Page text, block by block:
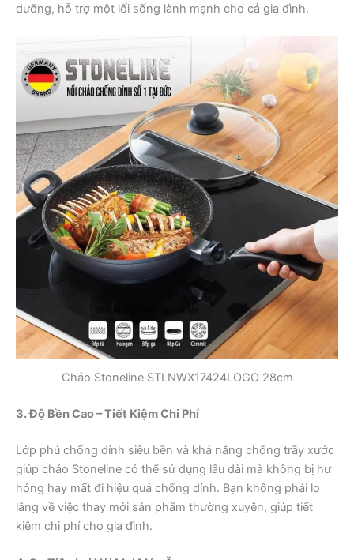
dưỡng, hỗ trợ một lối sống lành mạnh cho cả gia đình.
Chảo Stoneline STLNWX17424LOGO 28cm
3. Độ Bền Cao – Tiết Kiệm Chi Phí
Lớp phủ chống dính siêu bền và khả năng chống trầy xước
giúp chảo Stoneline có thể sử dụng lâu dài mà không bị hư
hỏng hay mất đi hiệu quả chống dính. Bạn không phải lo
lắng về việc thay mới sản phẩm thường xuyên, giúp tiết
kiệm chi phí cho gia đình.